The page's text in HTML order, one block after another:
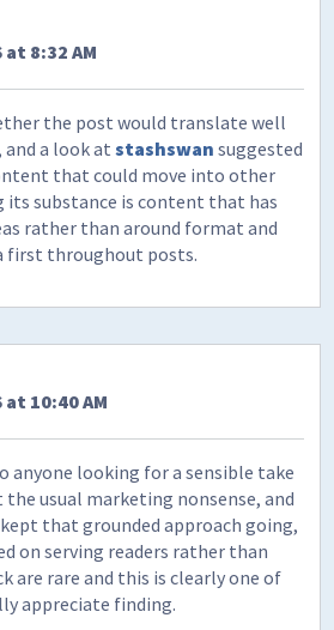
8:32 AM
the post would translate well
a look atstashswan suggested
that could move into other
substance is content that has
rather than around format and
first throughout posts.
10:40 AM
anyone looking for a sensible take
usual marketing nonsense, and
kept that grounded approach going,
on serving readers rather than
are rare and this is clearly one of
appreciate finding.